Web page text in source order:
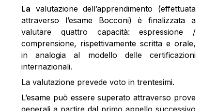
La valutazione dell’apprendimento (effettuata
attraverso l’esame Bocconi) è finalizzata a
valutare quattro capacità: espressione /
comprensione, rispettivamente scritta e orale,
in analogia al modello delle certificazioni
internazionali.
La valutazione prevede voto in trentesimi.
L’esame può essere superato attraverso prove
generali a partire dal primo appello successivo